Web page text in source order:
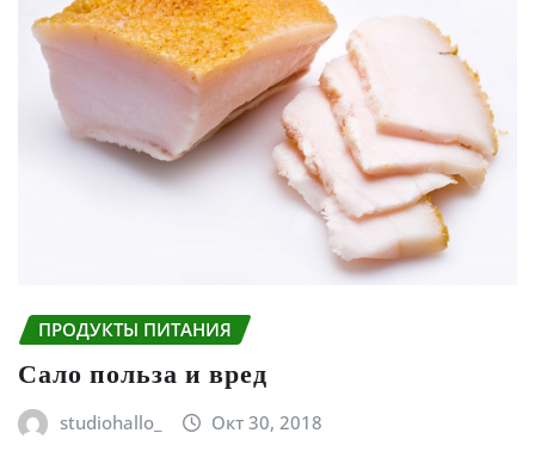
ПРОДУКТЫ ПИТАНИЯ
Сало польза и вред
studiohallo_ Окт 30, 2018